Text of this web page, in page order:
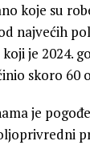
koje su
najvećih
je 2024.
skoro 60
je